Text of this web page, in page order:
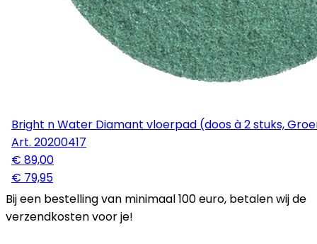
Bij een bestelling van minimaal 100 euro, betalen wij de
verzendkosten voor je!
Bright n Water Diamant vloerpad (doos à 2 stuks,
Art. 20200417
€ 89,00
€ 79,95